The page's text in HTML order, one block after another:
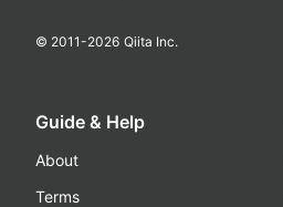
© 2011-2026 Qiita Inc.
Guide & Help
About
Terms